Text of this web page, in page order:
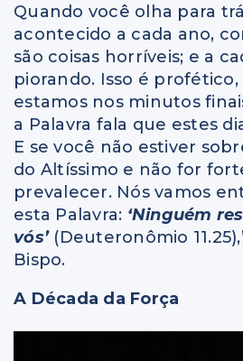
Quando você olha para
acontecido a cada ano,
são coisas horríveis; e a
piorando. Isso é profético,
estamos nos minutos
a Palavra fala que estes
E se você não estiver
do Altíssimo e não for
prevalecer. Nós vamos
esta Palavra: ‘Ninguém
vós’(Deuteronômio
Bispo.
A Década da Força